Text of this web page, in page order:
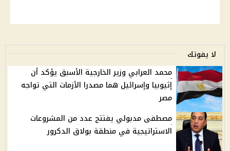
لا يفوتك
محمد العرابي وزير الخارجية الأسبق يؤكد أن
إثيوبيا وإسرائيل هما مصدرا الأزمات التي تواجه
مصر
مصطفى مدبولي يفتتح عدد من المشروعات
الاستراتيجية في منطقة بولاق الدكرور